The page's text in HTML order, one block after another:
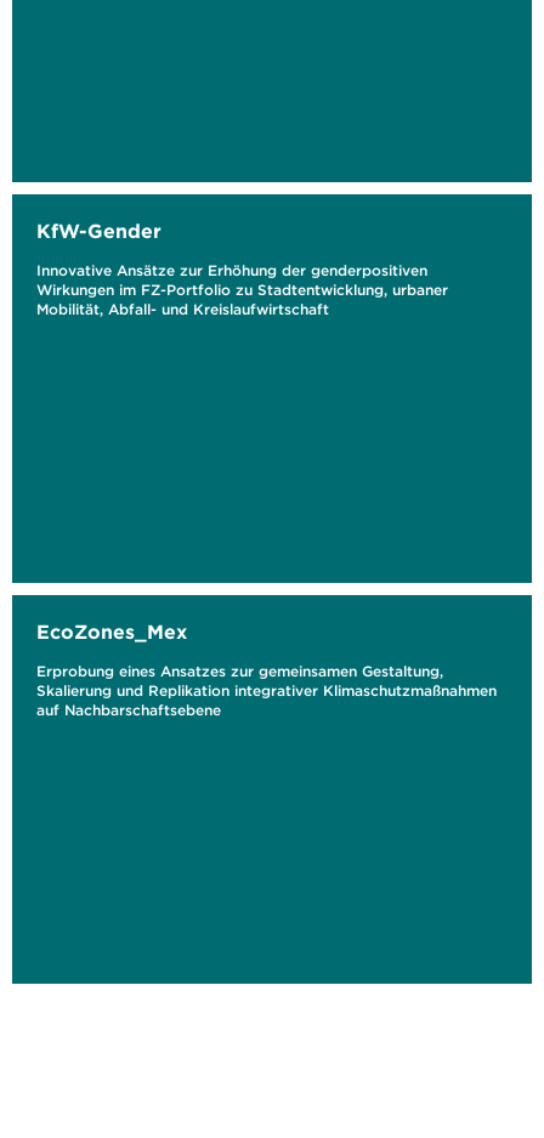
KfW-Gender
Innovative Ansätze zur Erhöhung der genderpositiven
Wirkungen im FZ-Portfolio zu Stadtentwicklung, urbaner
Mobilität, Abfall- und Kreislaufwirtschaft
EcoZones_Mex
Erprobung eines Ansatzes zur gemeinsamen Gestaltung,
Skalierung und Replikation integrativer Klimaschutzmaßnahmen
auf Nachbarschaftsebene